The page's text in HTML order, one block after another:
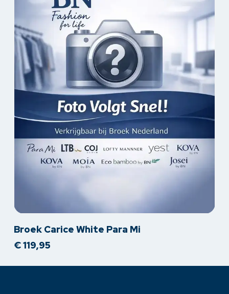
productpagina
product
heeft
Broek Carice White Para Mi
€119,95